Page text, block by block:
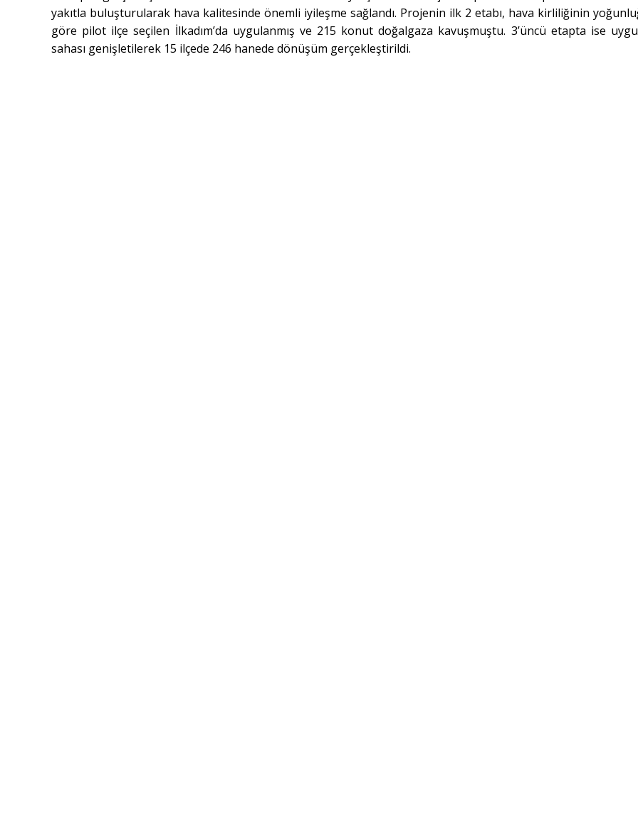
yakıtla buluşturularak hava kalitesinde önemli iyileşme sağlandı. Projenin ilk 2 etabı, hava kirliliğinin
göre pilot ilçe seçilen İlkadım’da uygulanmış ve 215 konut doğalgaza kavuşmuştu. 3’üncü etapta ise
sahası genişletilerek 15 ilçede 246 hanede dönüşüm gerçekleştirildi.